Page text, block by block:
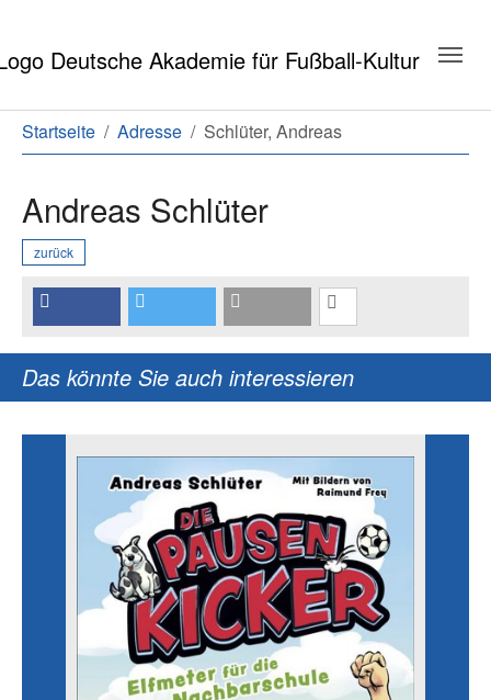
Sie sind hier:
Startseite Adresse Schlüter, Andreas
Andreas Schlüter
zurück
Das könnte Sie auch interessieren